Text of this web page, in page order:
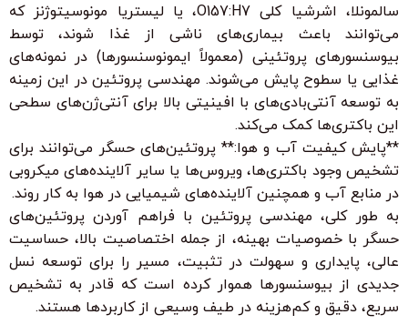
سالمونلا، اشرشیا کلی O157:H7، یا لیستریا مونوسیتوژنز که
می‌توانند باعث بیماری‌های ناشی از غذا شوند، توسط
بیوسنسورهای پروتئینی (معمولاً ایمونوسنسورها) در نمونه‌های
غذایی یا سطوح پایش می‌شوند. مهندسی پروتئین در این زمینه
به توسعه آنتی‌بادی‌های با افینیتی بالا برای آنتی‌ژن‌های سطحی
این باکتری‌ها کمک می‌کند.
**پایش کیفیت آب و هوا:** پروتئین‌های حسگر می‌توانند برای
تشخیص وجود باکتری‌ها، ویروس‌ها یا سایر آلاینده‌های میکروبی
در منابع آب و همچنین آلاینده‌های شیمیایی در هوا به کار روند.
به طور کلی، مهندسی پروتئین با فراهم آوردن پروتئین‌های
حسگر با خصوصیات بهینه، از جمله اختصاصیت بالا، حساسیت
عالی، پایداری و سهولت در تثبیت، مسیر را برای توسعه نسل
جدیدی از بیوسنسورها هموار کرده است که قادر به تشخیص
سریع، دقیق و کم‌هزینه در طیف وسیعی از کاربردها هستند.